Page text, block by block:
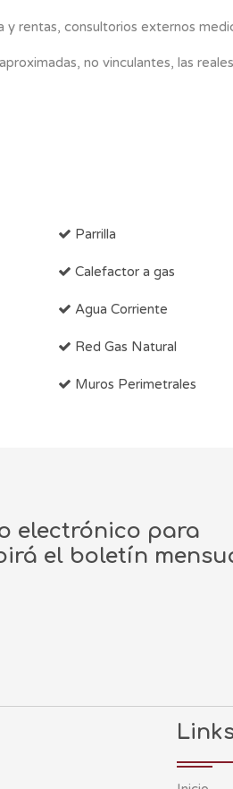
y rentas, consultorios externos
no vinculantes, las
Parrilla
Calefactor a gas
Agua Corriente
Red Gas Natural
Muros Perimetrales
electrónico para
el boletín